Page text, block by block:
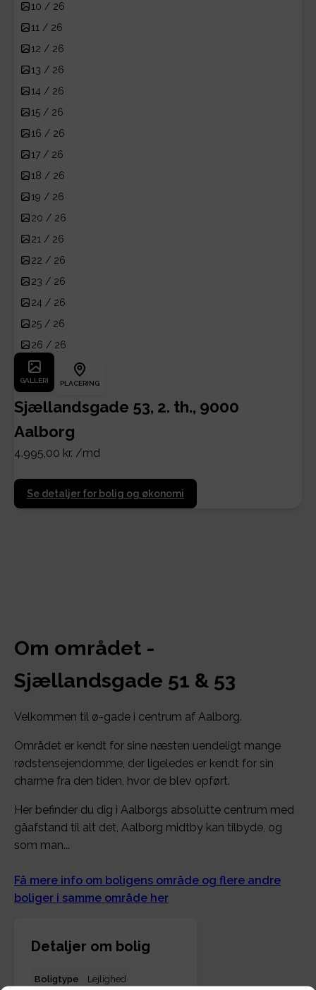
10 / 26
11 / 26
12 / 26
13 / 26
14 / 26
15 / 26
16 / 26
17 / 26
18 / 26
19 / 26
20 / 26
21 / 26
22 / 26
23 / 26
24 / 26
25 / 26
26 / 26
GALLERI PLACERING
Sjællandsgade 53, 2. th., 9000
Aalborg
4.995,00 kr. /md
Se detaljer for bolig og økonomi
Om området -
Sjællandsgade 51 & 53
Velkommen til ø-gade i centrum af Aalborg.
Området er kendt for sine næsten uendeligt mange
rødstensejendomme, der ligeledes er kendt for sin
charme fra den tiden, hvor de blev opført.
Her befinder du dig i Aalborgs absolutte centrum med
gåafstand til alt det, Aalborg midtby kan tilbyde, og
som man...
Få mere info om boligens område og flere andre
boliger i samme område her
Detaljer om bolig
Boligtype Lejlighed